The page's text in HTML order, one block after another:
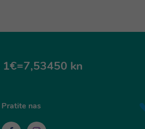
1€=7,53450 kn
Pratite nas